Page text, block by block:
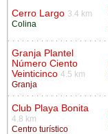
Cerro Largo 3.4 km
Colina
Granja Plantel
Número Ciento
Veinticinco 4.5 km
Granja
Club Playa Bonita
4.8 km
Centro turístico